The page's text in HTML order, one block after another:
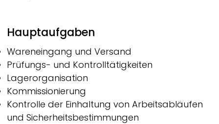
Hauptaufgaben
Wareneingang und Versand
Prüfungs- und Kontrolltätigkeiten
Lagerorganisation
Kommissionierung
Kontrolle der Einhaltung von Arbeitsabläufen
und Sicherheitsbestimmungen